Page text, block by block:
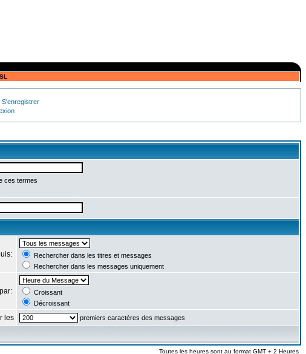
S'enregistrer
ces termes
Rechercher dans les titres et messages
Rechercher dans les messages uniquement
Croissant
Décroissant
les premiers caractères des messages
Toutes les heures sont au format GMT + 2 Heures